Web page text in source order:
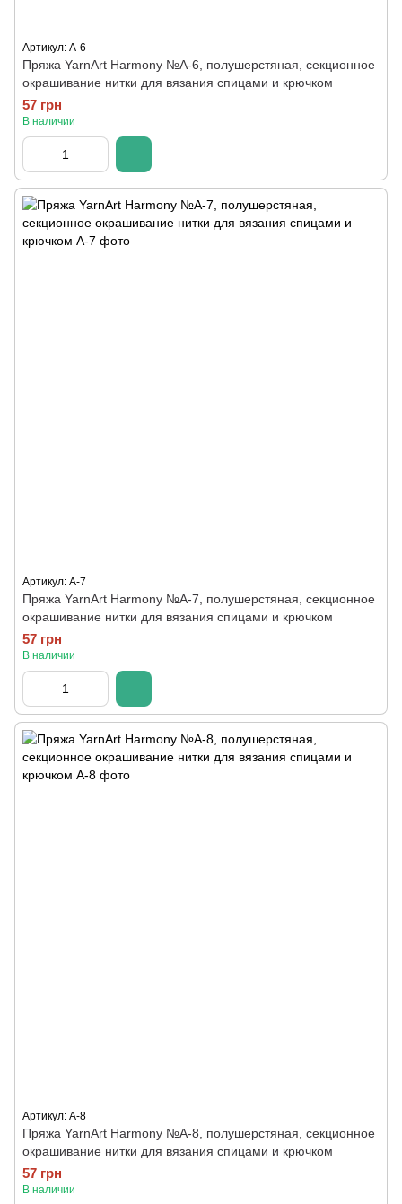
Артикул: A-6
Пряжа YarnArt Harmony №А-6, полушерстяная, секционное
окрашивание нитки для вязания спицами и крючком
57 грн
В наличии
Артикул: A-7
Пряжа YarnArt Harmony №А-7, полушерстяная, секционное
окрашивание нитки для вязания спицами и крючком
57 грн
В наличии
Артикул: A-8
Пряжа YarnArt Harmony №А-8, полушерстяная, секционное
окрашивание нитки для вязания спицами и крючком
57 грн
В наличии